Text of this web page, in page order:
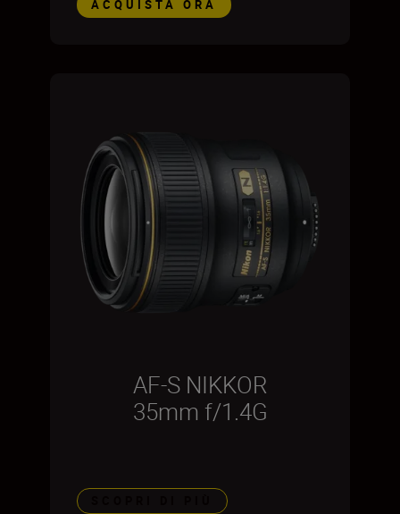
ACQUISTA ORA
AF-S NIKKOR
35mm f/1.4G